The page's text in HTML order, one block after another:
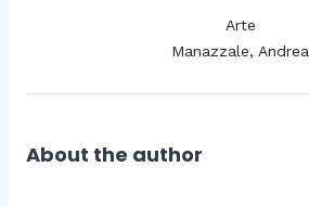
Arte
Manazzale, Andrea
About the author